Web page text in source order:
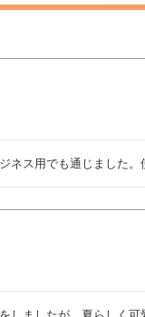
ネス用でも通じました。